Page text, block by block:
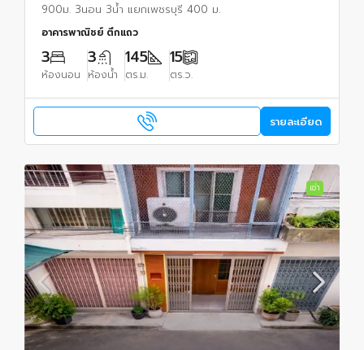
900ม. 3นอน 3น้ำ แยกเพชรบุรี 400 ม.
อาคารพาณิชย์ ตึกแถว
3
ห้องนอน
3
ห้องน้ำ
145
ตร.ม.
15
ตร.ว.
รายละเอียด
เช่า